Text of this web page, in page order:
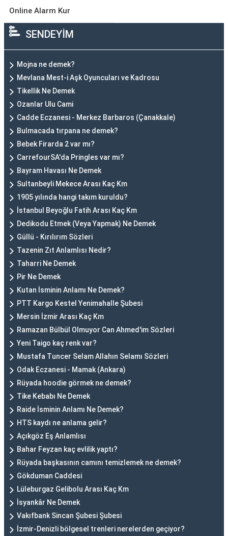
Online Alarm Kur
SENDEYİM
Mojna ne demek?
Mevlana Mest-i Aşk Oyuncuları ve Kadrosu
Tikellik Ne Demek
Ozanlar Ulu Cami
Cadde Eczanesi - Merkez Barbaros (Çanakkale)
Bulmacada tırpana ne demek?
Bebek Firarda 2 var mı?
CarrefourSA'da Pringles var mı?
Bayram Havası Ne Demek
Sultanbeyli Mekece Arası Kaç Km
1905 yılında hangi takım kuruldu?
İstanbul Beyoğlu Fatih Arası Kaç Km
Dedikodu Etmek (Veya Yapmak) Ne Demek
Güllü - Kırılırım Sözleri
Tazenin Zıt Anlamlısı Nedir?
Taharri Ne Demek
Pir Ne Demek
Kutan İsminin Anlamı Ne Demek?
PTT Kargo Kestel Yenimahalle Şubesi
Mersin İzmir Arası Kaç Km
Ramazan Bülbül Olmuyor Can Ahmed'im Sözleri
Yeni Taigo kaç renk var?
Mustafa Tuncer Selam Allahın Selamı Sözleri
Odak Eczanesi - Mamak (Ankara)
Rüyada hoodie görmek ne demek?
Tike Kebabı Ne Demek
Raide İsminin Anlamı Ne Demek?
HTS kaydı ne anlama gelir?
Açıkgöz Eş Anlamlısı
Bahar Feyzan kaç evlilik yaptı?
Rüyada başkasının camını temizlemek ne demek?
Gökduman Caddesi
Lüleburgaz Gelibolu Arası Kaç Km
İsyankâr Ne Demek
Vakıfbank Sincan Şubesi Şubesi
İzmir-Denizli bölgesel trenleri nerelerden geçiyor?